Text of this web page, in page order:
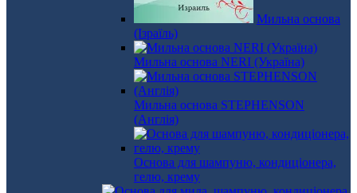
Мильна основа
(Ізраїль)
Мильна основа NERI (Україна)
Мильна основа STEPHENSON
(Англія)
Основа для шампуню, кондиціонера,
гелю, крему